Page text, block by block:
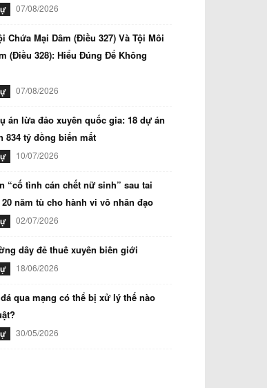
07/08/2026
Chứa Mại Dâm (Điều 327) Và Tội Môi
(Điều 328): Hiểu Đúng Để Không
07/08/2026
án lừa đảo xuyên quốc gia: 18 dự án
834 tỷ đồng biến mất
10/07/2026
“cố tình cán chết nữ sinh” sau tai
năm tù cho hành vi vô nhân đạo
02/07/2026
dây đẻ thuê xuyên biên giới
18/06/2026
qua mạng có thể bị xử lý thế nào
30/05/2026